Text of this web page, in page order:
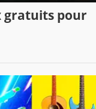
gratuits pour